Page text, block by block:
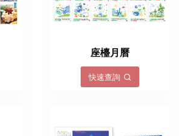
座檯月曆
快速查詢